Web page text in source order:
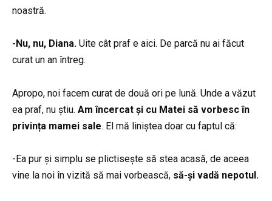
noastră.
-Nu, nu, Diana. Uite cât praf e aici. De parcă nu ai făcut
curat un an întreg.
Apropo, noi facem curat de două ori pe lună. Unde a văzut
ea praf, nu știu. Am încercat și cu Matei să vorbesc în
privința mamei sale. El mă liniștea doar cu faptul că:
-Ea pur și simplu se plictisește să stea acasă, de aceea
vine la noi în vizită să mai vorbească, să-și vadă nepotul.